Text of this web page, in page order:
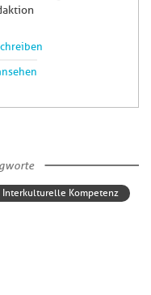
Interkulturelle Kompetenz